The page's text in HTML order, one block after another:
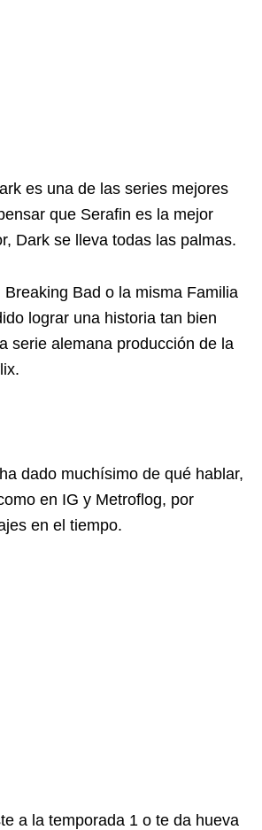
es una de las series mejores
que Serafin es la mejor
Dark se lleva todas las palmas.
Breaking Bad o la misma Familia
lograr una historia tan bien
serie alemana producción de la
dado muchísimo de qué hablar,
en IG y Metroflog, por
en el tiempo.
a la temporada 1 o te da hueva